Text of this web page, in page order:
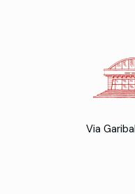
Via